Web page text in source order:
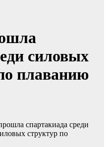
силовых
плаванию
спартакиада среди
структур по